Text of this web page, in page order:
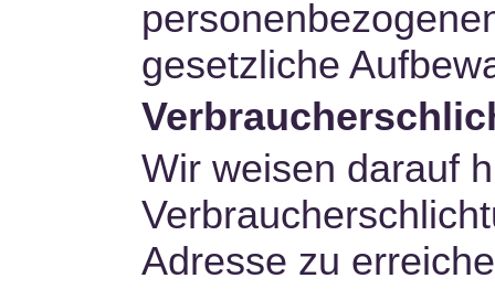
gesetzliche
Wir weisen darauf
Adresse zu